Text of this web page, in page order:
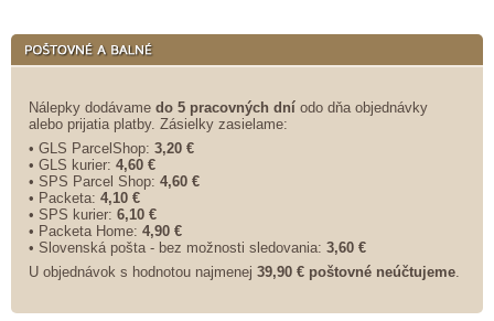
Nálepky dodávame do 5 pracovných dní odo dňa objednávky
alebo prijatia platby. Zásielky zasielame:
• GLS ParcelShop: 3,20 €
• GLS kurier: 4,60 €
• SPS Parcel Shop: 4,60 €
• Packeta: 4,10 €
• SPS kurier: 6,10 €
• Packeta Home: 4,90 €
• Slovenská pošta - bez možnosti sledovania: 3,60 €
U objednávok s hodnotou najmenej 39,90 € poštovné neúčtujeme